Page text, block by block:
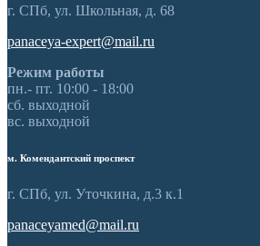
г. СПб, ул. Школьная, д. 68
panaceya-expert@mail.ru
Режим работы
пн.- пт. 10:00 - 18:00
сб. выходной
вс. выходной
м. Комендантский проспект
г. СПб, ул. Уточкина, д.3 к.1
panaceyamed@mail.ru